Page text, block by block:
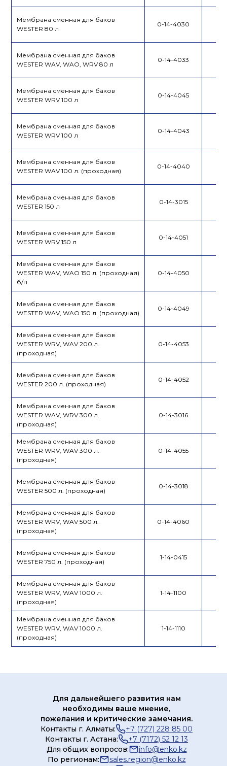
Мембрана сменная для баков
WESTER 80 л
0-14-4030
Мембрана сменная для баков
WESTER WAV, WAO, WRV 80 л
0-14-4033
Мембрана сменная для баков
WESTER WRV 100 л
0-14-4045
Мембрана сменная для баков
WESTER WRV 100 л
0-14-4043
Мембрана сменная для баков
WESTER WAV 100 л. (проходная)
0-14-4040
Мембрана сменная для баков
WESTER 150 л
0-14-3015
Мембрана сменная для баков
WESTER WRV 150 л
0-14-4051
Мембрана сменная для баков
WESTER WAV, WAO 150 л. (проходная)
б/н
0-14-4050
Мембрана сменная для баков
WESTER WAV, WAO 150 л. (проходная)
0-14-4049
Мембрана сменная для баков
WESTER WRV, WAV 200 л.
(проходная)
0-14-4053
Мембрана сменная для баков
WESTER 200 л. (проходная)
0-14-4052
Мембрана сменная для баков
WESTER WAV, WRV 300 л.
(проходная)
0-14-3016
Мембрана сменная для баков
WESTER WRV, WAV 300 л.
(проходная)
0-14-4055
Мембрана сменная для баков
WESTER 500 л. (проходная)
0-14-3018
Мембрана сменная для баков
WESTER WRV, WAV 500 л.
(проходная)
0-14-4060
Мембрана сменная для баков
WESTER 750 л. (проходная)
1-14-0415
Мембрана сменная для баков
WESTER WRV, WAV 1000 л.
(проходная)
1-14-1100
Мембрана сменная для баков
WESTER WRV, WAV 1000 л.
(проходная)
1-14-1110
Для дальнейшего развития нам
необходимы ваше мнение,
пожелания и критические замечания.
Контакты г. Алматы:
+7 (727) 228 85 00
Контакты г. Астана:
+7 (7172) 52 12 13
Для общих вопросов:
info@enko.kz
По регионам:
sales.region@enko.kz